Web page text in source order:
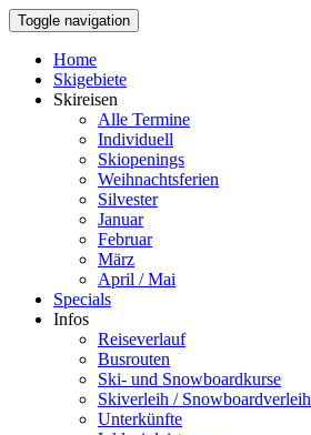
Toggle navigation
Home
Skigebiete
Skireisen
Alle Termine
Individuell
Skiopenings
Weihnachtsferien
Silvester
Januar
Februar
März
April / Mai
Specials
Infos
Reiseverlauf
Busrouten
Ski- und Snowboardkurse
Skiverleih / Snowboardverleih
Unterkünfte